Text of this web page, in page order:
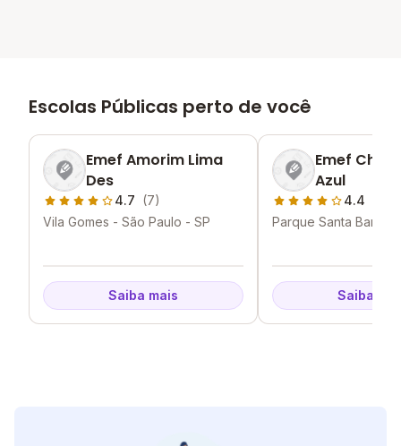
Escolas Públicas perto de você
Emef Amorim Lima
Des
4.7 (7)
Vila Gomes - São Paulo - SP
Saiba mais
Emef
Azul
4.4
Parque Santa
Saiba